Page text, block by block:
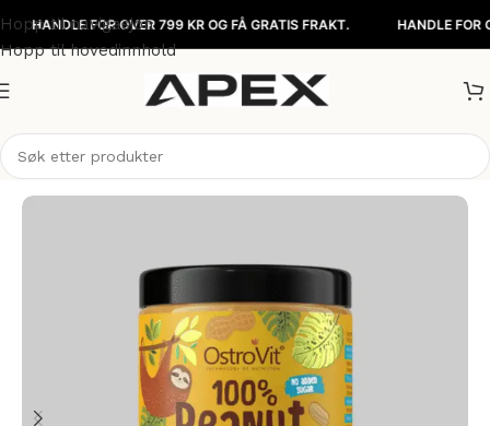
FOR OVER 799 KR OG FÅ GRATIS FRAKT. HANDLE FOR OVER
Hopp til navigasjon
Hopp til hovedinnhold
Matvarer